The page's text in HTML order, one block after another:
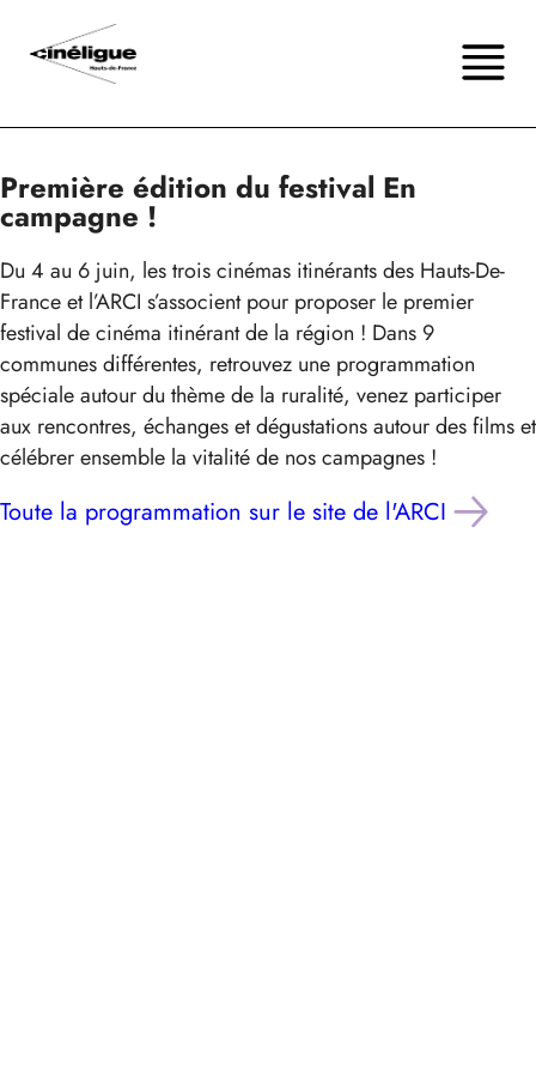
Première édition du festival En
campagne !
Du 4 au 6 juin, les trois cinémas itinérants des Hauts-De-
France et l’ARCI s’associent pour proposer le premier
festival de cinéma itinérant de la région ! Dans 9
communes différentes, retrouvez une programmation
spéciale autour du thème de la ruralité, venez participer
aux rencontres, échanges et dégustations autour des films et
célébrer ensemble la vitalité de nos campagnes !
Toute la programmation sur le site de l'ARCI